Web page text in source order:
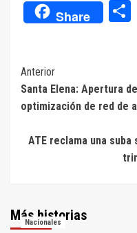
Share
Navegación
de
entradas
Anterior
Santa Elena: Apertura
optimización de red de
ATE reclama una
Más historias
Nacionales